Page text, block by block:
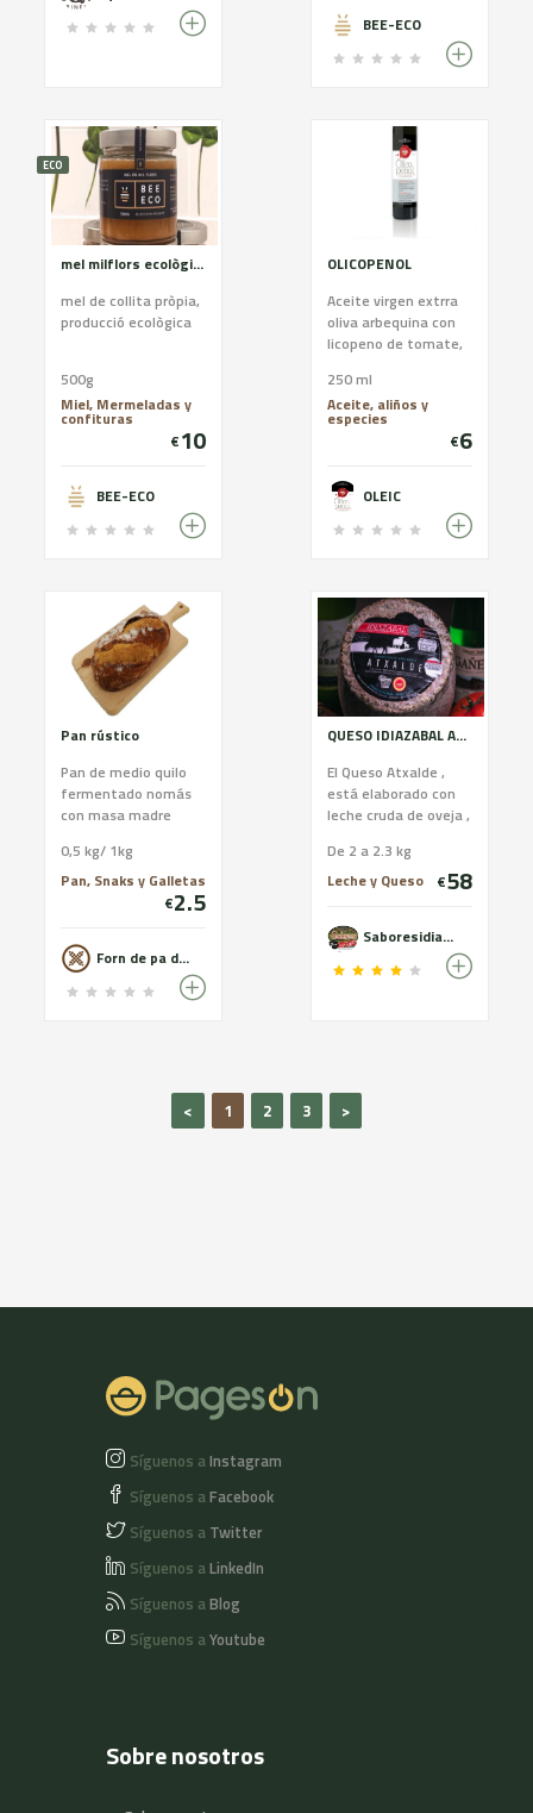
en ácidos grasos
calcio, fósforo,
magnesio, proteínas
hidratos de carbono y
aminoácidos
esenciales. La leche
de yegua es la más
parecida a la leche
materna humana y
tiene las propiedades
más idóneas para el
menos grasas.
BEE-ECO
ECO
mel milflors ecològica
mel de collita pròpia,
producció ecològica
500g
Miel, Mermeladas y
confituras
€10
BEE-ECO
OLICOPENOL
Aceite virgen extrra
oliva arbequina con
licopeno de tomate,
antioxidante y
promotor de sistema
inmune
250 ml
Aceite, aliños y
especies
€6
OLEIC
Pan rústico
Pan de medio quilo
fermentado nomás
con masa madre
mínimo de 12 horas i
hecho con harina
molida a la piedra de
preferido, que surgió
como
conmemoración a
Peso: 0,50 kg o 1 kg
barra ; Alergenos:
0,5 kg/ 1kg
Pan, Snaks y Galletas
€2.5
Forn de pa de Les Avellanes
QUESO IDIAZABAL ATXALDE D.P.O
El Queso Atxalde ,
está elaborado con
leche cruda de oveja ,
meses con moho
natural en su corteza
un sabor diferente a
cualquier otro
Idiazabal . Tiene un
sabor intenso al final
De 2 a 2.3 kg
Leche y Queso
€58
Saboresidiazabal
< 1 2 3 >
Síguenos aInstagram
Síguenos aFacebook
Síguenos a Twitter
Síguenos aLinkedIn
Síguenos aBlog
Síguenos aYoutube
Sobre nosotros